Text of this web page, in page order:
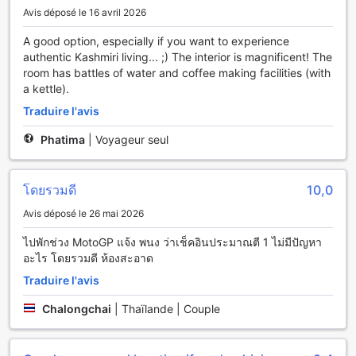
Au PPS Home, le confort et la commodité de nos hôtes sont
notre priorité. Nous offrons un service de blanchisserie et
de nettoyage à sec, vous permettant de voyager léger et
de profiter pleinement de votre séjour sans vous soucier de
vos vêtements. Que ce soit pour rafraîchir vos tenues après
une journée d'exploration ou pour préparer vos affaires
pour une occasion spéciale, notre service est là pour
répondre à vos besoins.
De plus, pour rester connecté avec vos proches ou planifier
Wi-Fi gratuit dans toutes les chambres et dans les espaces
publics. Que vous souhaitiez partager vos souvenirs de
voyage sur les réseaux sociaux ou simplement naviguer sur
Internet, vous pouvez le faire en toute simplicité. Pour les
fumeurs, un espace désigné est également disponible,
garantissant que chacun puisse profiter de son séjour dans
un cadre agréable. Enfin, notre service de ménage
quotidien assure que votre chambre reste propre et
Les Équipements de Transport de PPS Home à Surin
Avis déposé le 16 avril 2026
A good option, especially if you want to experience
authentic Kashmiri living... ;) The interior is magnificent! The
room has battles of water and coffee making facilities (with
a kettle).
Traduire l'avis
Phatima Voyageur seul
โดยรวมดี 10,0
Avis déposé le 26 mai 2026
ไปพักช่วง MotoGP แจ้ง พนง ว่าเช็คอินประมาณตี 1 ไม่มีปัญหา
อะไร โดยรวมดี ห้องสะอาด
Traduire l'avis
Chalongchai Thaïlande | Couple